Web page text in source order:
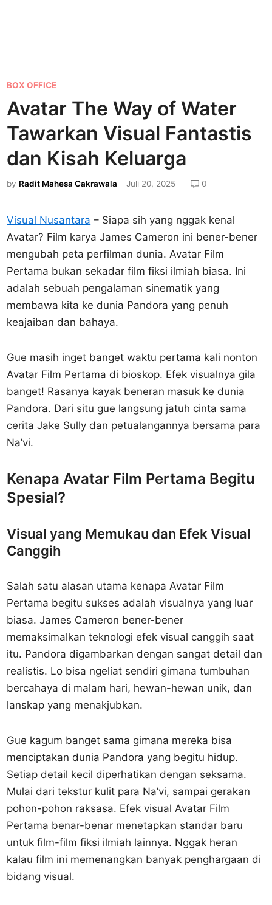
P
o
s
e
d
i
BOX OFFICE
Avatar The Way of Water
Tawarkan Visual Fantastis
dan Kisah Keluarga
by Radit Mahesa Cakrawala Juli 20, 2025 0
Visual Nusantara – Siapa sih yang nggak kenal
Avatar? Film karya James Cameron ini bener-bener
mengubah peta perfilman dunia. Avatar Film
Pertama bukan sekadar film fiksi ilmiah biasa. Ini
adalah sebuah pengalaman sinematik yang
membawa kita ke dunia Pandora yang penuh
keajaiban dan bahaya.
Gue masih inget banget waktu pertama kali nonton
Avatar Film Pertama di bioskop. Efek visualnya gila
banget! Rasanya kayak beneran masuk ke dunia
Pandora. Dari situ gue langsung jatuh cinta sama
cerita Jake Sully dan petualangannya bersama para
Na’vi.
Kenapa Avatar Film Pertama Begitu
Spesial?
Visual yang Memukau dan Efek Visual
Canggih
Salah satu alasan utama kenapa Avatar Film
Pertama begitu sukses adalah visualnya yang luar
biasa. James Cameron bener-bener
memaksimalkan teknologi efek visual canggih saat
itu. Pandora digambarkan dengan sangat detail dan
realistis. Lo bisa ngeliat sendiri gimana tumbuhan
bercahaya di malam hari, hewan-hewan unik, dan
lanskap yang menakjubkan.
Gue kagum banget sama gimana mereka bisa
menciptakan dunia Pandora yang begitu hidup.
Setiap detail kecil diperhatikan dengan seksama.
Mulai dari tekstur kulit para Na’vi, sampai gerakan
pohon-pohon raksasa. Efek visual Avatar Film
Pertama benar-benar menetapkan standar baru
untuk film-film fiksi ilmiah lainnya. Nggak heran
kalau film ini memenangkan banyak penghargaan di
bidang visual.